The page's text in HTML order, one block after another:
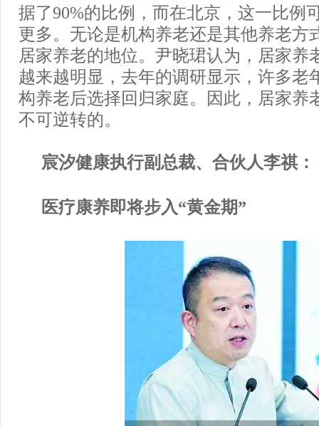
据了90%的比例，而在北京，这一比例
更多。无论是机构养老还是其他养老方
居家养老的地位。尹晓珺认为，居家养
越来越明显，去年的调研显示，许多老
构养老后选择回归家庭。因此，居家养
不可逆转的。
宸汐健康执行副总裁、合伙人李祺：
医疗康养即将步入“黄金期”